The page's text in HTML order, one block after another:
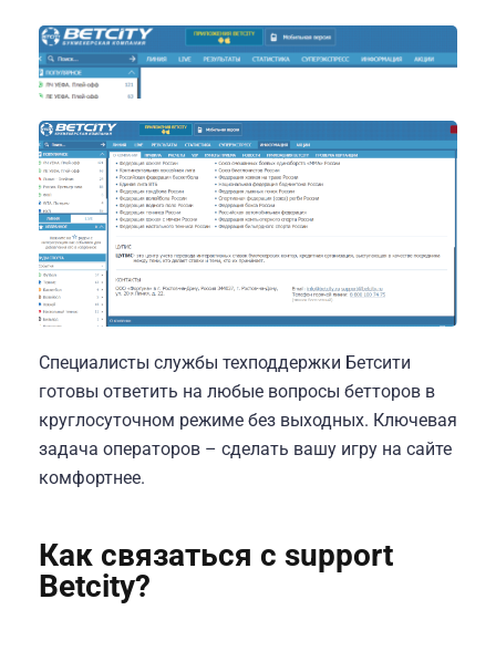
Специалисты службы техподдержки Бетсити
готовы ответить на любые вопросы бетторов в
круглосуточном режиме без выходных. Ключевая
задача операторов – сделать вашу игру на сайте
комфортнее.
Как связаться с support
Betcity?